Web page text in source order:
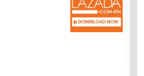
Dr. Syarif Ahmad M.Si : Banyak